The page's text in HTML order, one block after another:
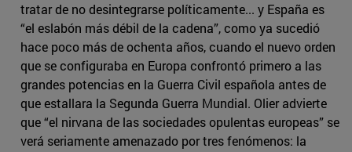
tratar de no desintegrarse políticamente... y España es
“el eslabón más débil de la cadena”, como ya sucedió
hace poco más de ochenta años, cuando el nuevo orden
que se configuraba en Europa confrontó primero a las
grandes potencias en la Guerra Civil española antes de
que estallara la Segunda Guerra Mundial. Olier advierte
que “el nirvana de las sociedades opulentas europeas” se
verá seriamente amenazado por tres fenómenos: la